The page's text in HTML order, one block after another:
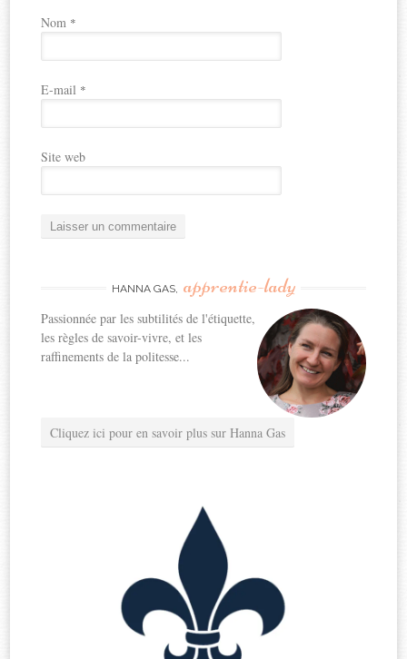
Nom *
E-mail *
Site web
HANNA GAS, apprentie-lady
Passionnée par les subtilités de l'étiquette,
les règles de savoir-vivre, et les
raffinements de la politesse...
Cliquez ici pour en savoir plus sur Hanna Gas